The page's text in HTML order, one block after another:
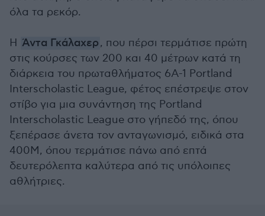
όλα τα ρεκόρ.
Η Άντα Γκάλαχερ, που πέρσι τερμάτισε πρώτη
στις κούρσες των 200 και 40 μέτρων κατά τη
διάρκεια του πρωταθλήματος 6A-1 Portland
Interscholastic League, φέτος επέστρεψε στον
στίβο για μια συνάντηση της Portland
Interscholastic League στο γήπεδό της, όπου
ξεπέρασε άνετα τον ανταγωνισμό, ειδικά στα
400Μ, όπου τερμάτισε πάνω από επτά
δευτερόλεπτα καλύτερα από τις υπόλοιπες
αθλήτριες.